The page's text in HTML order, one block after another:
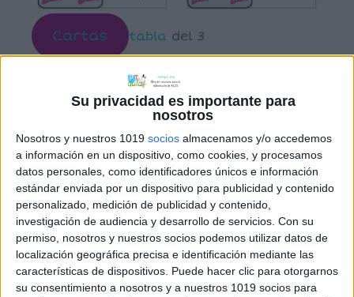
Su privacidad es importante para
nosotros
Nosotros y nuestros 1019 socios almacenamos y/o accedemos
a información en un dispositivo, como cookies, y procesamos
datos personales, como identificadores únicos e información
estándar enviada por un dispositivo para publicidad y contenido
personalizado, medición de publicidad y contenido,
investigación de audiencia y desarrollo de servicios. Con su
permiso, nosotros y nuestros socios podemos utilizar datos de
localización geográfica precisa e identificación mediante las
características de dispositivos. Puede hacer clic para otorgarnos
su consentimiento a nosotros y a nuestros 1019 socios para
Cartas tabladel 3
Archivado en:Cálculo,Cálculo Mental,
MATEMÁTICAS
Etiquetado con:2º primaria, 3º primaria,
cálculo mental,multiplicaciones,series,
tablas de multiplicar